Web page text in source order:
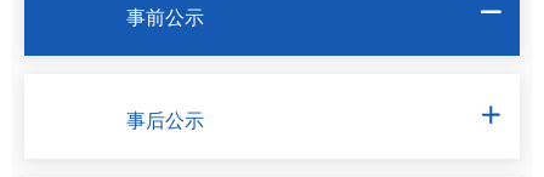
事前公示 
事后公示 